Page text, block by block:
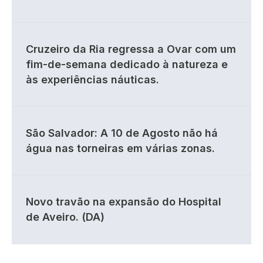
Cruzeiro da Ria regressa a Ovar com um
fim-de-semana dedicado à natureza e
às experiências náuticas.
São Salvador: A 10 de Agosto não há
água nas torneiras em várias zonas.
Novo travão na expansão do Hospital
de Aveiro. (DA)